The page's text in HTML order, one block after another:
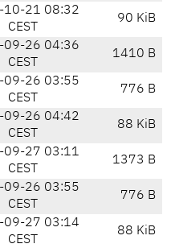
10-21 08:32
CEST
90 KiB
09-26 04:36
CEST
1410 B
09-26 03:55
CEST
776 B
09-26 04:42
CEST
88 KiB
09-27 03:11
CEST
1373 B
09-26 03:55
CEST
776 B
09-27 03:14
CEST
88 KiB